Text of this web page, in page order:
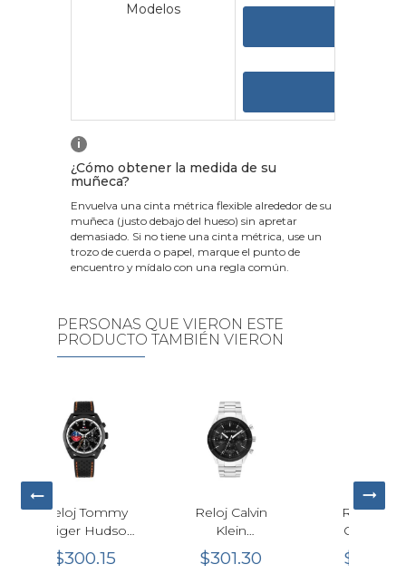
Modelos
i
¿Cómo obtener la medida de su
muñeca?
Envuelva una cinta métrica flexible alrededor de su
muñeca (justo debajo del hueso) sin apretar
demasiado. Si no tiene una cinta métrica, use un
trozo de cuerda o papel, marque el punto de
encuentro y mídalo con una regla común.
PERSONAS QUE VIERON ESTE
PRODUCTO TAMBIÉN VIERON
Reloj Tissot
Chrono XL
Cuarzo Verde
$530.00
Reloj Tommy
$285.20